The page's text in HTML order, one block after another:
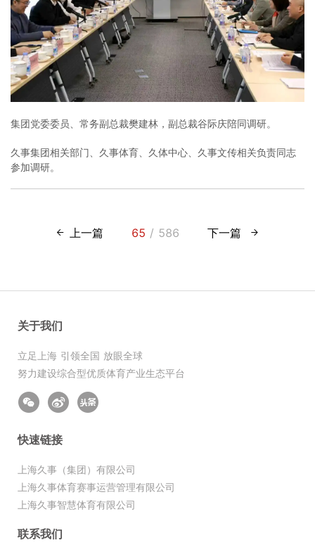
集团党委委员、常务副总裁樊建林，副总裁谷际庆陪同调研。
久事集团相关部门、久事体育、久体中心、久事文传相关负责同志
参加调研。
上一篇 65 / 586 下一篇
关于我们
立足上海 引领全国 放眼全球
努力建设综合型优质体育产业生态平台
快速链接
上海久事（集团）有限公司
上海久事体育赛事运营管理有限公司
上海久事智慧体育有限公司
联系我们